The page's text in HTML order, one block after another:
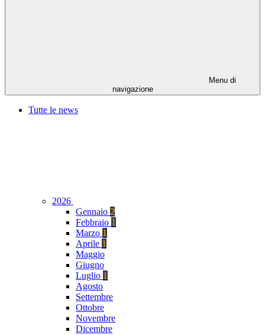
Menu di
navigazione
Tutte le news
2026
Gennaio 2
Febbraio 1
Marzo 1
Aprile 1
Maggio
Giugno
Luglio 1
Agosto
Settembre
Ottobre
Novembre
Dicembre